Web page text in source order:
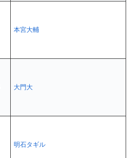
本宮大輔
大門大
明石タギル